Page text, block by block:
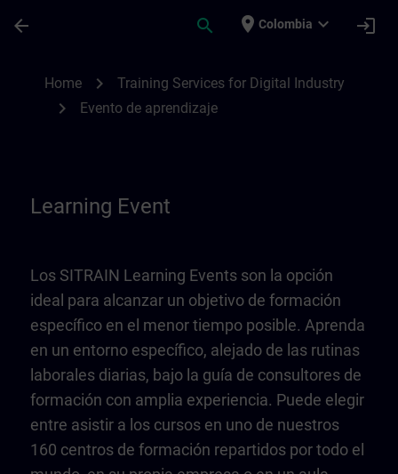
arrow_back search place Colombia expand_more login
Home chevron_right Training Services for Digital Industry
chevron_right Evento de aprendizaje
Learning Event
Los SITRAIN Learning Events son la opción
ideal para alcanzar un objetivo de formación
específico en el menor tiempo posible. Aprenda
en un entorno específico, alejado de las rutinas
laborales diarias, bajo la guía de consultores de
formación con amplia experiencia. Puede elegir
entre asistir a los cursos en uno de nuestros
160 centros de formación repartidos por todo el